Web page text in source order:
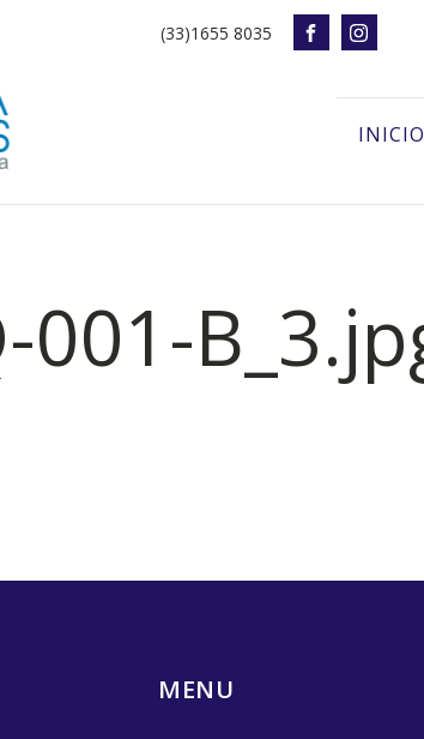
(33)1655 8035
INICIO
001-
MENU